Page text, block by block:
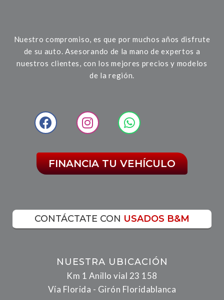
Nuestro compromiso, es que por muchos años disfrute
de su auto. Asesorando de la mano de expertos a
nuestros clientes, con los mejores precios y modelos
de la región.
FINANCIA TU VEHÍCULO
CONTÁCTATE CON USADOS B&M
NUESTRA UBICACIÓN
Km 1 Anillo vial 23 158
Vía Florida - Girón Floridablanca